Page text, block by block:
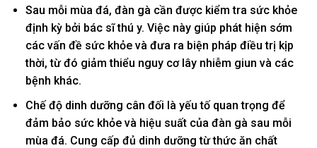
Sau mỗi mùa đá, đàn gà cần được kiểm tra sức khỏe
định kỳ bởi bác sĩ thú y. Việc này giúp phát hiện sớm
các vấn đề sức khỏe và đưa ra biện pháp điều trị kịp
thời, từ đó giảm thiểu nguy cơ lây nhiễm giun và các
bệnh khác.
Chế độ dinh dưỡng cân đối là yếu tố quan trọng để
đảm bảo sức khỏe và hiệu suất của đàn gà sau mỗi
mùa đá. Cung cấp đủ dinh dưỡng từ thức ăn chất